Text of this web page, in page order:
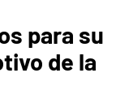
para su
de la